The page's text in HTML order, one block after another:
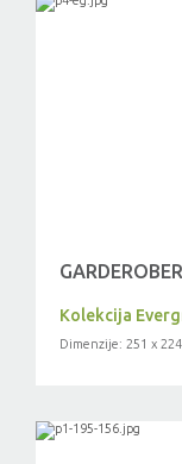
Kolekcija
Dimenzije: 251 x